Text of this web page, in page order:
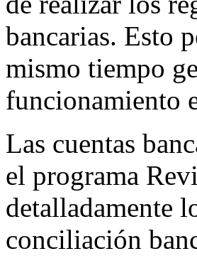
bancarias. Esto
mismo tiempo
funcionamiento
Las cuentas
el programa
detalladamente
conciliación